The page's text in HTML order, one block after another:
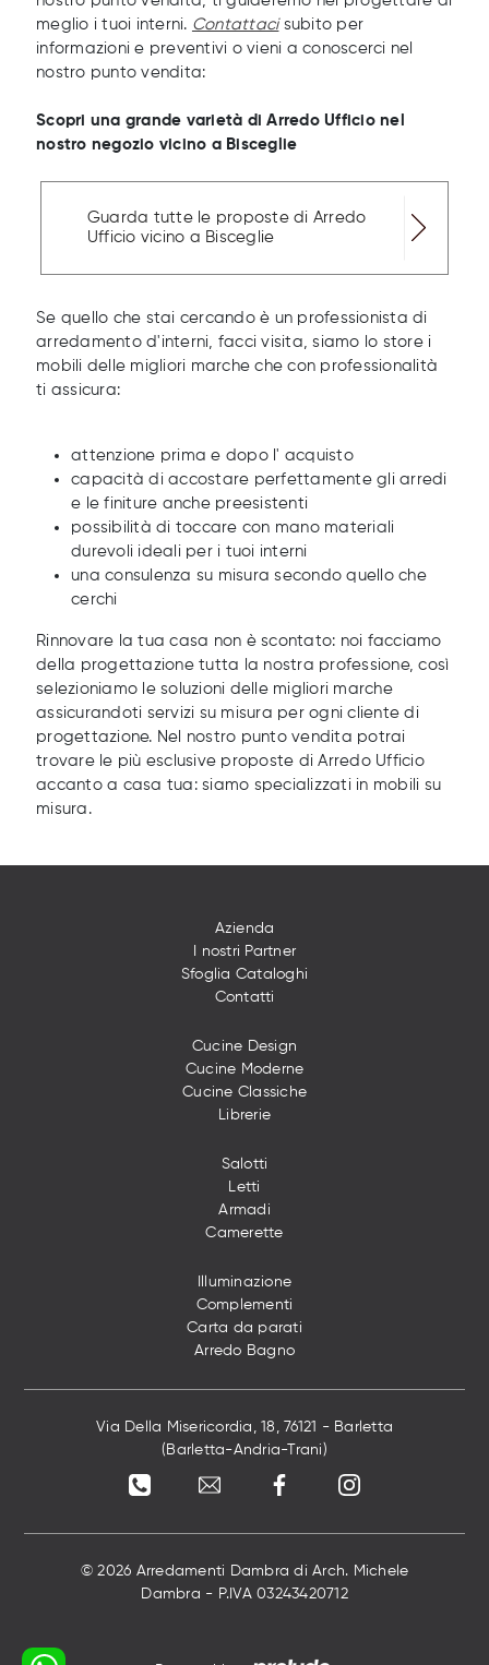
meglio i tuoi interni. Contattacisubito per
informazioni e preventivi o vieni a conoscerci nel
nostro punto vendita:
Scopri una grande varietà di Arredo Ufficio nel
nostro negozio vicino a Bisceglie
Guarda tutte le proposte di Arredo
Ufficio vicino a Bisceglie
Se quello che stai cercando è un professionista di
arredamento d'interni, facci visita, siamo lo store i
mobili delle migliori marche che con professionalità
ti assicura:
attenzione prima e dopo l' acquisto
capacità di accostare perfettamente gli arredi
e le finiture anche preesistenti
possibilità di toccare con mano materiali
durevoli ideali per i tuoi interni
una consulenza su misura secondo quello che
cerchi
Rinnovare la tua casa non è scontato: noi facciamo
della progettazione tutta la nostra professione, così
selezioniamo le soluzioni delle migliori marche
assicurandoti servizi su misura per ogni cliente di
progettazione. Nel nostro punto vendita potrai
trovare le più esclusive proposte di Arredo Ufficio
accanto a casa tua: siamo specializzati in mobili su
misura.
Azienda
I nostri Partner
Sfoglia Cataloghi
Contatti
Cucine Design
Cucine Moderne
Cucine Classiche
Librerie
Salotti
Letti
Armadi
Camerette
Illuminazione
Complementi
Carta da parati
Arredo Bagno
Via Della Misericordia, 18, 76121 - Barletta
(Barletta-Andria-Trani)
© 2026 Arredamenti Dambra di Arch. Michele
Dambra - P.IVA 03243420712